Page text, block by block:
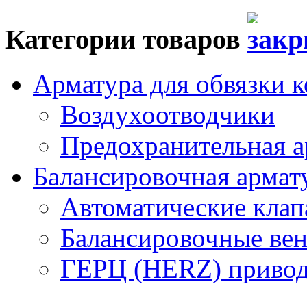
Категории товаров
Арматура для обвязки
Воздухоотводчики
Предохранительная
Балансировочная
Автоматические
Балансировочные
ГЕРЦ (HERZ)